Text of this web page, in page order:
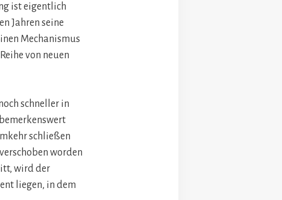
ist eigentlich
Jahren seine
Mechanismus
von neuen
schneller in
schließen
worden
wird der
liegen, in dem